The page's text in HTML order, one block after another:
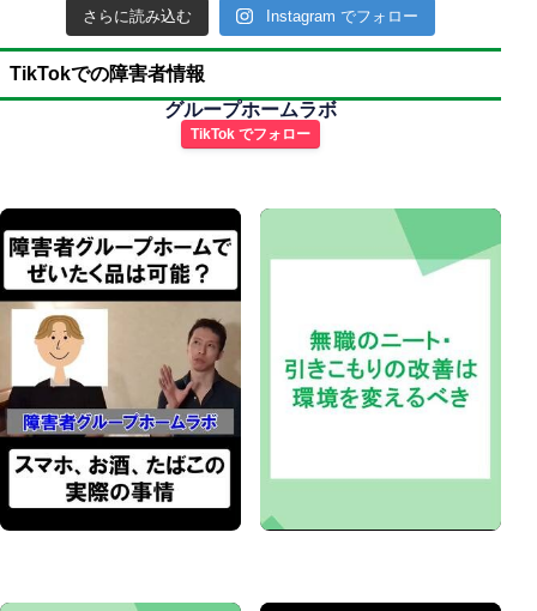
さらに読み込む Instagram でフォロー
TikTokでの障害者情報
グループホームラボ
TikTok でフォロー